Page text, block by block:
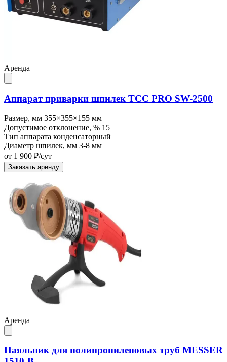
Аренда
Аппарат приварки шпилек ТСС PRO SW-2500
Размер, мм 355×355×155 мм
Допустимое отклонение, % 15
Тип аппарата конденсаторный
Диаметр шпилек, мм 3-8 мм
от 1 900 ₽/сут
Заказать аренду
Аренда
Паяльник для полипропиленовых труб MESSER